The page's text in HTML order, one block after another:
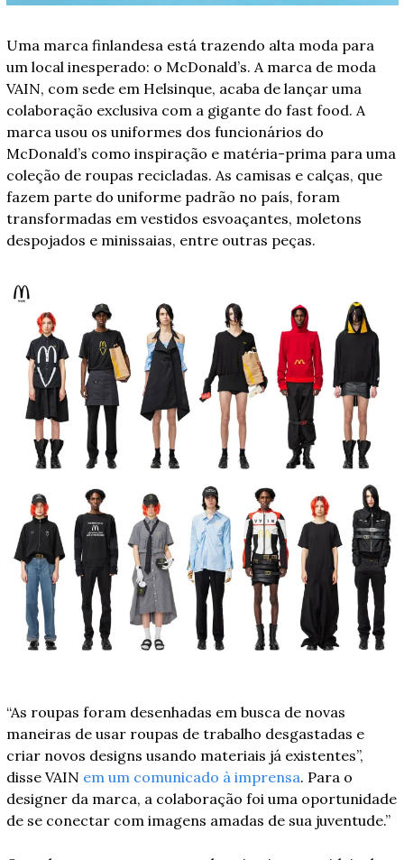
Uma marca finlandesa está trazendo alta moda para
um local inesperado: o McDonald’s. A marca de moda
VAIN, com sede em Helsinque, acaba de lançar uma
colaboração exclusiva com a gigante do fast food. A
marca usou os uniformes dos funcionários do
McDonald’s como inspiração e matéria-prima para uma
coleção de roupas recicladas. As camisas e calças, que
fazem parte do uniforme padrão no país, foram
transformadas em vestidos esvoaçantes, moletons
despojados e minissaias, entre outras peças.
“As roupas foram desenhadas em busca de novas
maneiras de usar roupas de trabalho desgastadas e
criar novos designs usando materiais já existentes”,
disse VAIN em um comunicado à imprensa. Para o
designer da marca, a colaboração foi uma oportunidade
de se conectar com imagens amadas de sua juventude.”